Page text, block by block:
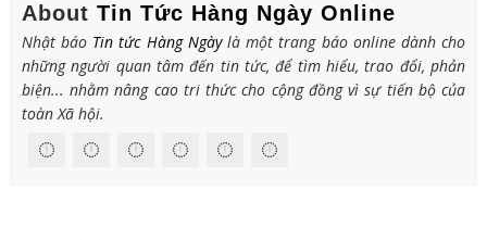
About Tin Tức Hàng Ngày Online
Nhật báo Tin tức Hàng Ngàylà một trang báo online dành cho
những người quan tâm đến tin tức, để tìm hiểu, trao đổi, phản
biện... nhằm nâng cao tri thức cho cộng đồng vì sự tiến bộ của
toàn Xã hội.